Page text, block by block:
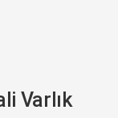
Varlık